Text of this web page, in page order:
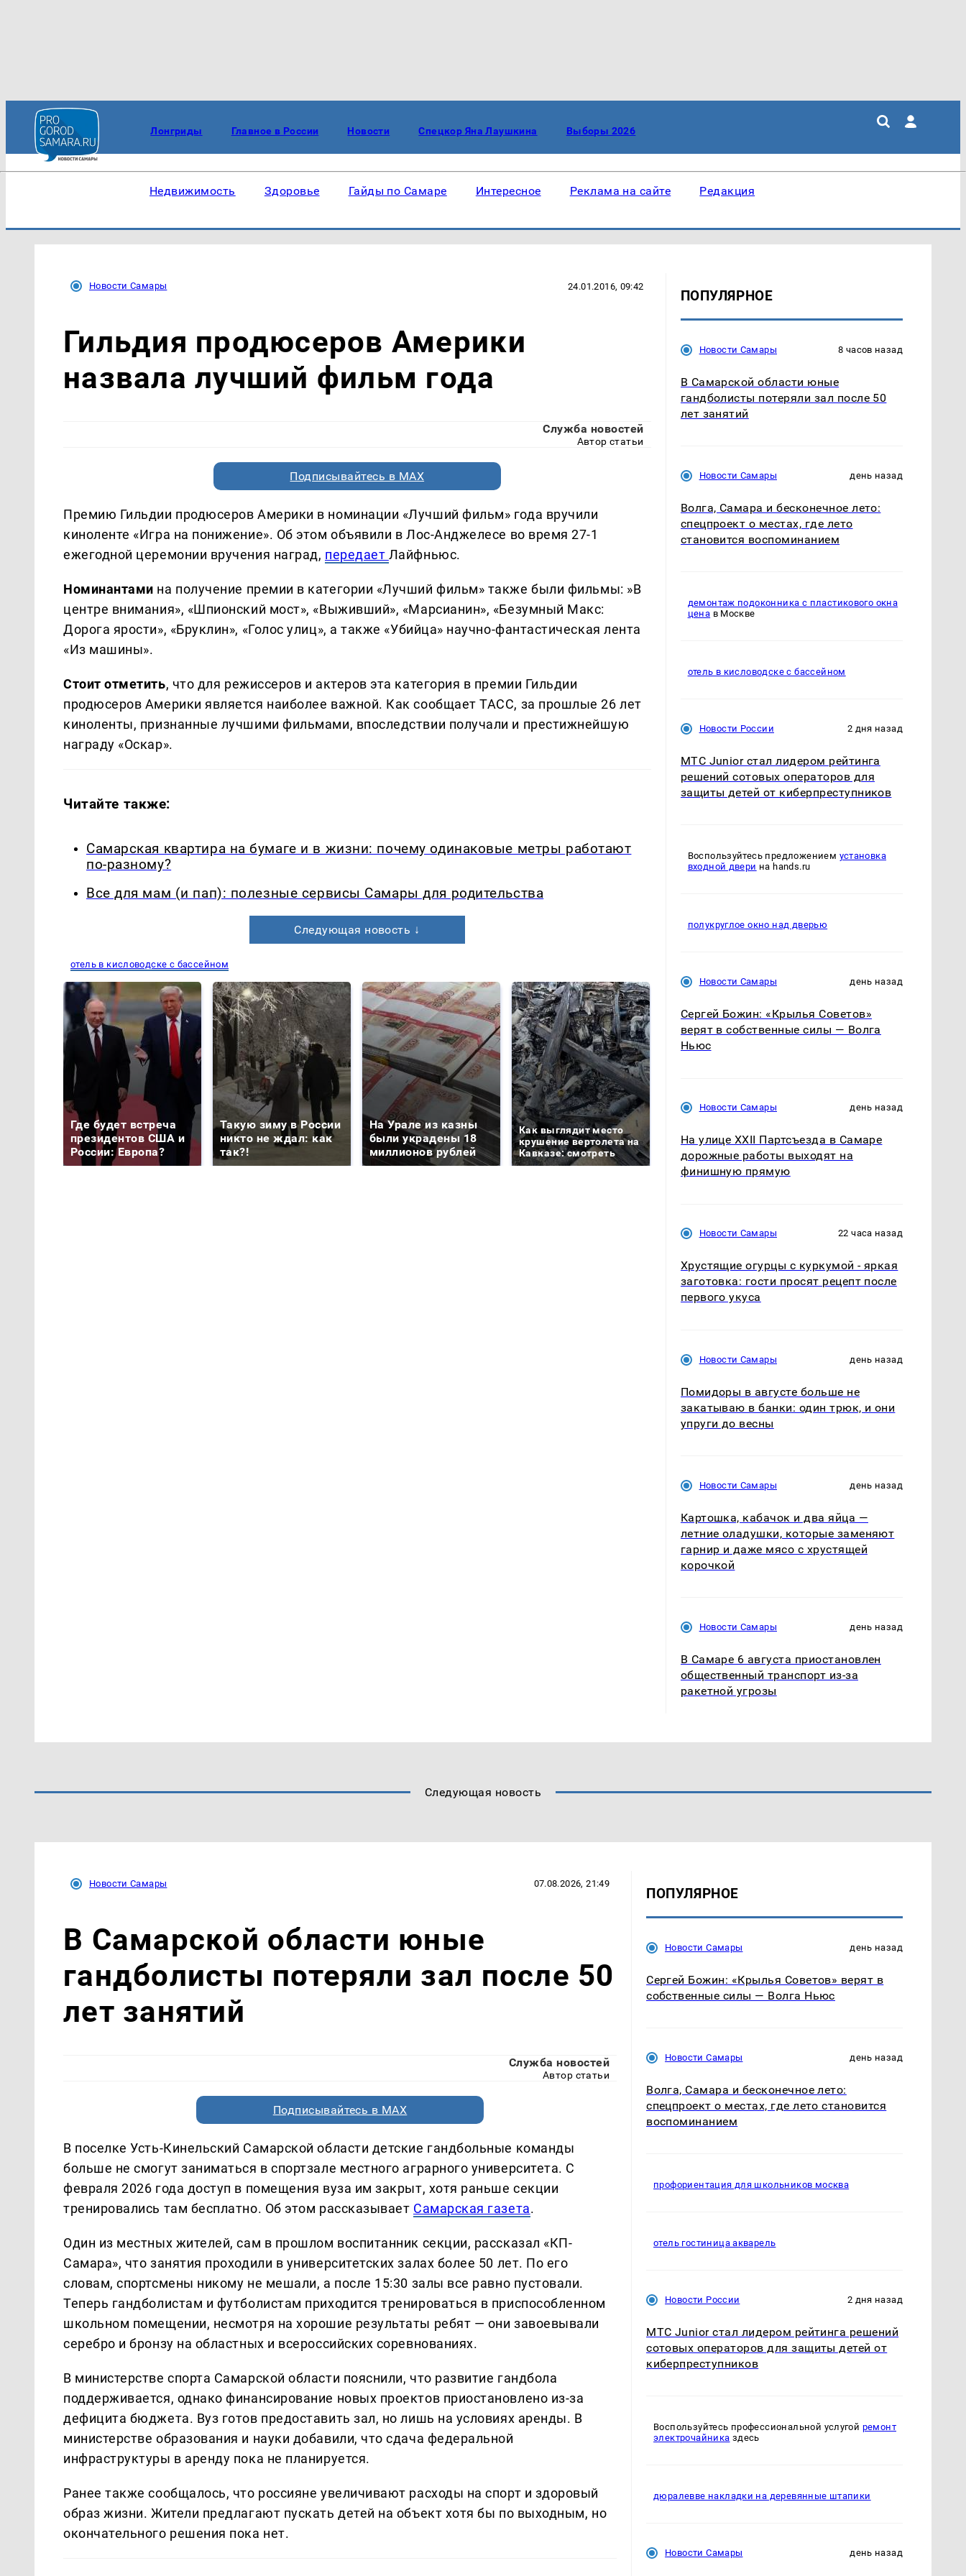
Лонгриды Главное в России Новости Спецкор Яна Лаушкина Выборы 2026
Недвижимость Здоровье Гайды по Самаре Интересное Реклама на сайте Редакция
Новости Самары 24.01.2016, 09:42
Гильдия продюсеров Америки
назвала лучший фильм года
Служба новостей
Автор статьи
Подписывайтесь в MAX
Премию Гильдии продюсеров Америки в номинации «Лучший фильм» года вручили
киноленте «Игра на понижение». Об этом объявили в Лос-Анджелесе во время 27-1
ежегодной церемонии вручения наград, передает Лайфньюс.
Номинантами на получение премии в категории «Лучший фильм» также были фильмы: »В
центре внимания», «Шпионский мост», «Выживший», «Марсианин», «Безумный Макс:
Дорога ярости», «Бруклин», «Голос улиц», а также «Убийца» научно-фантастическая лента
«Из машины».
Стоит отметить, что для режиссеров и актеров эта категория в премии Гильдии
продюсеров Америки является наиболее важной. Как сообщает ТАСС, за прошлые 26 лет
киноленты, признанные лучшими фильмами, впоследствии получали и престижнейшую
награду «Оскар».
Читайте также:
Самарская квартира на бумаге и в жизни: почему одинаковые метры работают
по-разному?
Все для мам (и пап): полезные сервисы Самары для родительства
Следующая новость ↓
отель в кисловодске с бассейном
Где будет встреча
президентов США и
России: Европа?
Такую зиму в России
никто не ждал: как
так?!
На Урале из казны
были украдены 18
миллионов рублей
Как выглядит место
крушение вертолета на
Кавказе: смотреть
готовую еду из
магазина: список
жестокое убийство
криптомиллионера
ПОПУЛЯРНОЕ
Новости Самары 8 часов назад
В Самарской области юные
гандболисты потеряли зал после 50
лет занятий
Новости Самары день назад
Волга, Самара и бесконечное лето:
спецпроект о местах, где лето
становится воспоминанием
демонтаж подоконника с пластикового окна
цена в Москве
отель в кисловодске с бассейном
Новости России 2 дня назад
МТС Junior стал лидером рейтинга
решений сотовых операторов для
защиты детей от киберпреступников
Воспользуйтесь предложением установка
входной двери на hands.ru
полукруглое окно над дверью
Новости Самары день назад
Сергей Божин: «Крылья Советов»
верят в собственные силы — Волга
Ньюс
Новости Самары день назад
На улице XXII Партсъезда в Самаре
дорожные работы выходят на
финишную прямую
Новости Самары 22 часа назад
Хрустящие огурцы с куркумой - яркая
заготовка: гости просят рецепт после
первого укуса
Новости Самары день назад
Помидоры в августе больше не
закатываю в банки: один трюк, и они
упруги до весны
Новости Самары день назад
Картошка, кабачок и два яйца —
летние оладушки, которые заменяют
гарнир и даже мясо с хрустящей
корочкой
Новости Самары день назад
В Самаре 6 августа приостановлен
общественный транспорт из-за
ракетной угрозы
Следующая новость
Новости Самары 07.08.2026, 21:49
В Самарской области юные
гандболисты потеряли зал после 50
лет занятий
Служба новостей
Автор статьи
Подписывайтесь в MAX
В поселке Усть-Кинельский Самарской области детские гандбольные команды
больше не смогут заниматься в спортзале местного аграрного университета. С
февраля 2026 года доступ в помещения вуза им закрыт, хотя раньше секции
тренировались там бесплатно. Об этом рассказывает Самарская газета.
Один из местных жителей, сам в прошлом воспитанник секции, рассказал «КП-
Самара», что занятия проходили в университетских залах более 50 лет. По его
словам, спортсмены никому не мешали, а после 15:30 залы все равно пустовали.
Теперь гандболистам и футболистам приходится тренироваться в приспособленном
школьном помещении, несмотря на хорошие результаты ребят — они завоевывали
серебро и бронзу на областных и всероссийских соревнованиях.
В министерстве спорта Самарской области пояснили, что развитие гандбола
поддерживается, однако финансирование новых проектов приостановлено из-за
дефицита бюджета. Вуз готов предоставить зал, но лишь на условиях аренды. В
министерстве образования и науки добавили, что сдача федеральной
инфраструктуры в аренду пока не планируется.
Ранее также сообщалось, что россияне увеличивают расходы на спорт и здоровый
образ жизни. Жители предлагают пускать детей на объект хотя бы по выходным, но
окончательного решения пока нет.
ПОПУЛЯРНОЕ
Новости Самары день назад
Сергей Божин: «Крылья Советов» верят в
собственные силы — Волга Ньюс
Новости Самары день назад
Волга, Самара и бесконечное лето:
спецпроект о местах, где лето становится
воспоминанием
профориентация для школьников москва
отель гостиница акварель
Новости России 2 дня назад
МТС Junior стал лидером рейтинга решений
сотовых операторов для защиты детей от
киберпреступников
Воспользуйтесь профессиональной услугой ремонт
электрочайника здесь
дюралевве накладки на деревянные штапики
Новости Самары день назад